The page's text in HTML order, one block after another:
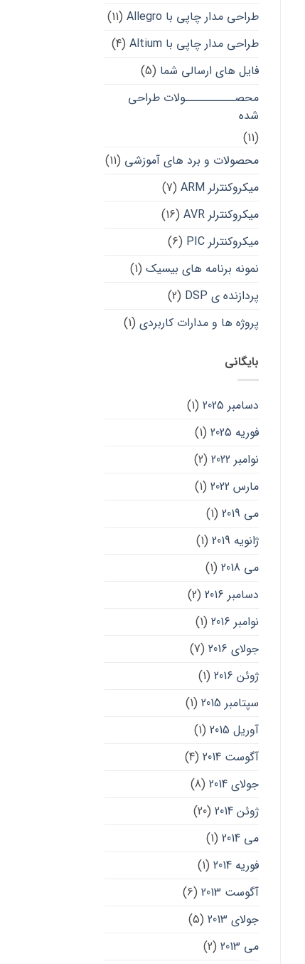
طراحی مدار چاپی با Allegro
(11)
طراحی مدار چاپی با Altium
(4)
فایل های ارسالی شما (5)
محصــــــــــولات طراحی
شده
(11)
محصولات و برد های آموزشی (11)
میکروکنترلر ARM
(7)
میکروکنترلر AVR
(16)
میکروکنترلر PIC
(6)
نمونه برنامه های بیسیک (1)
پردازنده ی DSP
(2)
پروژه ها و مدارات کاربردی (1)
بایگانی
دسامبر 2025
(1)
فوریه 2025
(1)
نوامبر 2022
(2)
مارس 2022
(1)
می 2019
(1)
ژانویه 2019
(1)
می 2018
(1)
دسامبر 2016
(2)
نوامبر 2016
(1)
جولای 2016
(7)
ژوئن 2016
(1)
سپتامبر 2015
(1)
آوریل 2015
(1)
آگوست 2014
(4)
جولای 2014
(8)
ژوئن 2014
(20)
می 2014
(1)
فوریه 2014
(1)
آگوست 2013
(6)
جولای 2013
(5)
می 2013
(2)